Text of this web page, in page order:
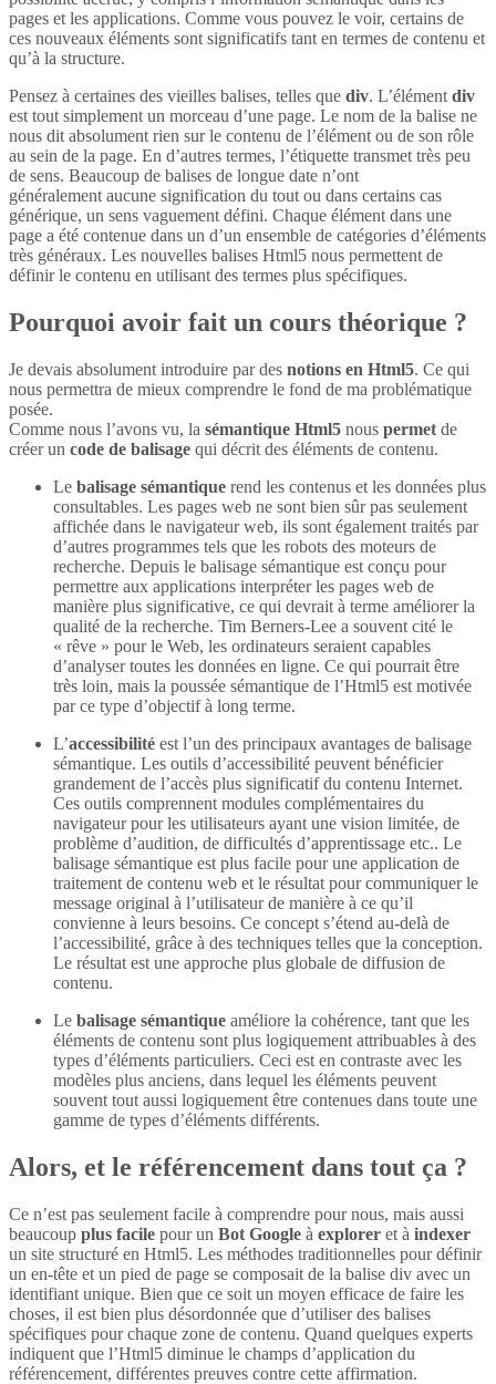
pages et les applications. Comme vous pouvez le voir, certains de
ces nouveaux éléments sont significatifs tant en termes de contenu et
qu’à la structure.
Pensez à certaines des vieilles balises, telles que div. L’élément div
est tout simplement un morceau d’une page. Le nom de la balise ne
nous dit absolument rien sur le contenu de l’élément ou de son rôle
au sein de la page. En d’autres termes, l’étiquette transmet très peu
de sens. Beaucoup de balises de longue date n’ont
généralement aucune signification du tout ou dans certains cas
générique, un sens vaguement défini. Chaque élément dans une
page a été contenue dans un d’un ensemble de catégories d’éléments
très généraux. Les nouvelles balises Html5 nous permettent de
définir le contenu en utilisant des termes plus spécifiques.
Pourquoi avoir fait un cours théorique ?
Je devais absolument introduire par des notions en Html5. Ce qui
nous permettra de mieux comprendre le fond de ma problématique
posée.
Comme nous l’avons vu, la sémantique Html5 nous permet de
créer un code de balisage qui décrit des éléments de contenu.
Le balisage sémantique rend les contenus et les données plus
consultables. Les pages web ne sont bien sûr pas seulement
affichée dans le navigateur web, ils sont également traités par
d’autres programmes tels que les robots des moteurs de
recherche. Depuis le balisage sémantique est conçu pour
permettre aux applications interpréter les pages web de
manière plus significative, ce qui devrait à terme améliorer la
qualité de la recherche. Tim Berners-Lee a souvent cité le
« rêve » pour le Web, les ordinateurs seraient capables
d’analyser toutes les données en ligne. Ce qui pourrait être
très loin, mais la poussée sémantique de l’Html5 est motivée
par ce type d’objectif à long terme.
L’accessibilité est l’un des principaux avantages de balisage
sémantique. Les outils d’accessibilité peuvent bénéficier
grandement de l’accès plus significatif du contenu Internet.
Ces outils comprennent modules complémentaires du
navigateur pour les utilisateurs ayant une vision limitée, de
problème d’audition, de difficultés d’apprentissage etc.. Le
balisage sémantique est plus facile pour une application de
traitement de contenu web et le résultat pour communiquer le
message original à l’utilisateur de manière à ce qu’il
convienne à leurs besoins. Ce concept s’étend au-delà de
l’accessibilité, grâce à des techniques telles que la conception.
Le résultat est une approche plus globale de diffusion de
contenu.
Le balisage sémantique améliore la cohérence, tant que les
éléments de contenu sont plus logiquement attribuables à des
types d’éléments particuliers. Ceci est en contraste avec les
modèles plus anciens, dans lequel les éléments peuvent
souvent tout aussi logiquement être contenues dans toute une
gamme de types d’éléments différents.
Alors, et le référencement dans tout ça ?
Ce n’est pas seulement facile à comprendre pour nous, mais aussi
beaucoup plus facile pour un Bot Google à explorer et à indexer
un site structuré en Html5. Les méthodes traditionnelles pour définir
un en-tête et un pied de page se composait de la balise div avec un
identifiant unique. Bien que ce soit un moyen efficace de faire les
choses, il est bien plus désordonnée que d’utiliser des balises
spécifiques pour chaque zone de contenu. Quand quelques experts
indiquent que l’Html5 diminue le champs d’application du
référencement, différentes preuves contre cette affirmation.